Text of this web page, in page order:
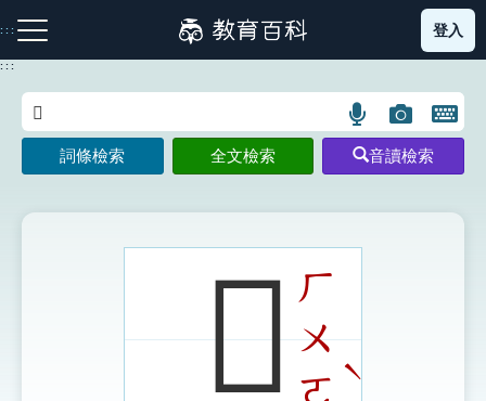
到
主
:::
注音索引圖示 筆畫索引圖示 部首索引表圖示
登入
:::
語
言
搜
示
圖
片
搜
開
鍵
圖
詞條檢索 全文檢索 音讀檢索
𤏘ㄏ
ㄨ
ㄛ
ˋ